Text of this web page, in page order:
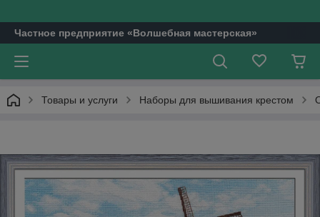
Частное предприятие «Волшебная мастерская»
Товары и услуги Наборы для вышивания крестом